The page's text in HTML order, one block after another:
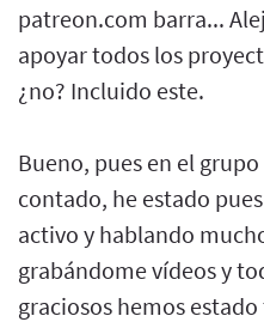
patreon.com barra...
apoyar todos los
¿no? Incluido este.
Bueno, pues en el
contado, he estado
activo y hablando
grabándome vídeos y
graciosos hemos